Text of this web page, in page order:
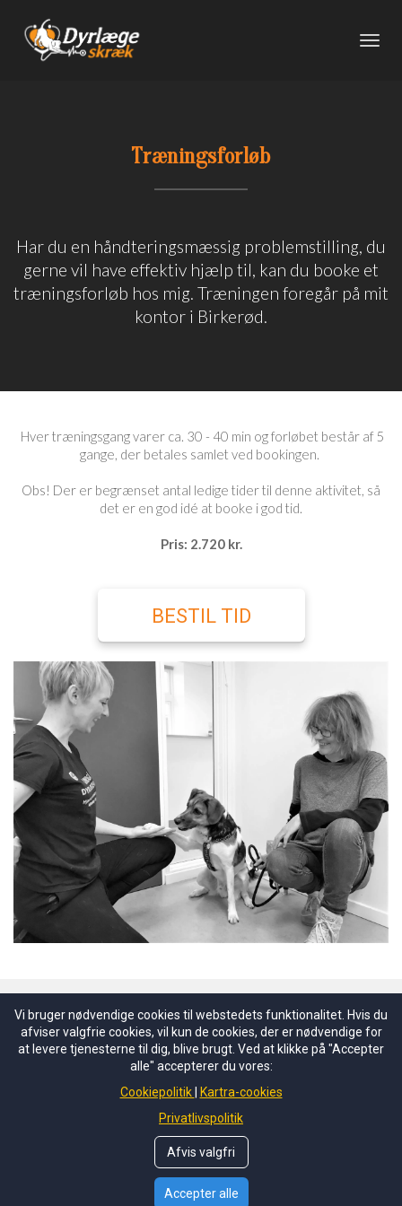
Træningsforløb
Har du en håndteringsmæssig problemstilling, du
gerne vil have effektiv hjælp til, kan du booke et
træningsforløb hos mig. Træningen foregår på mit
kontor i Birkerød.
Hver træningsgang varer ca. 30 - 40 min og forløbet består af 5
gange, der betales samlet ved bookingen.
Obs! Der er begrænset antal ledige tider til denne aktivitet, så
det er en god idé at booke i god tid.
Pris: 2.720 kr.
BESTIL TID
Skal vi mødes online?
Dyrlægeskræk
Vi bruger nødvendige cookies til webstedets funktionalitet. Hvis du
afviser valgfrie cookies, vil kun de cookies, der er nødvendige for
at levere tjenesterne til dig, blive brugt. Ved at klikke på "Accepter
alle" accepterer du vores:
Cookiepolitik
Kartra-cookies
Privatlivspolitik
Afvis valgfri
Accepter alle